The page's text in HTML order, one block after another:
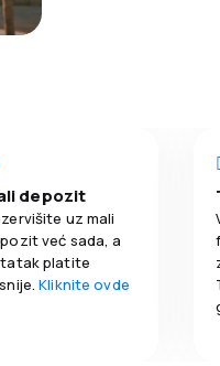
depozit
uz mali
već sada, a
platite
Kliknite ovde